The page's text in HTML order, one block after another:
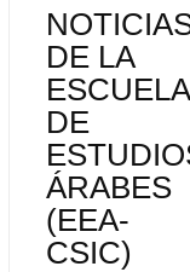
DE LA
ESCUELA
DE
ÁRABES
(EEA-
CSIC)